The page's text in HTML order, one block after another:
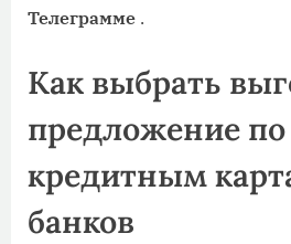
Телеграмме .
Как выбрать
предложение по
кредитным
банков